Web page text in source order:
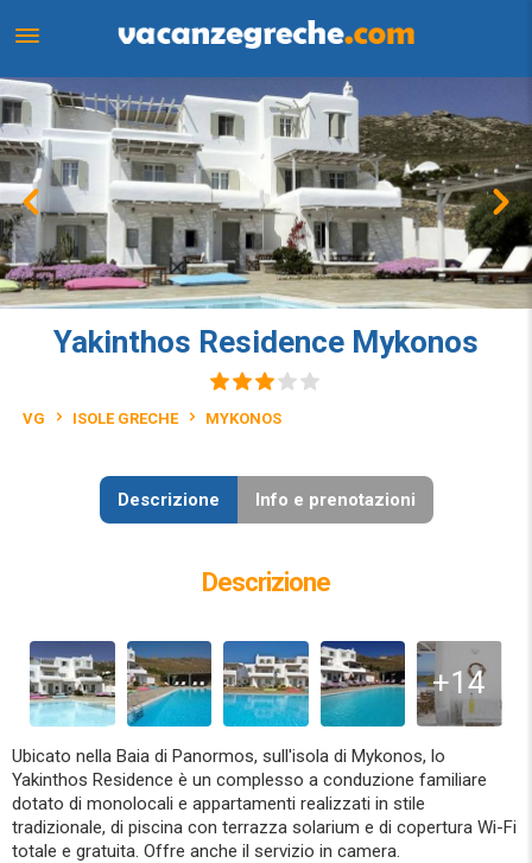
Yakinthos Residence Mykonos
VG ISOLE GRECHE MYKONOS
Descrizione Info e prenotazioni
Descrizione
+14
Ubicato nella Baia di Panormos, sull'isola di Mykonos, lo
Yakinthos Residence è un complesso a conduzione familiare
dotato di monolocali e appartamenti realizzati in stile
tradizionale, di piscina con terrazza solarium e di copertura Wi-Fi
totale e gratuita. Offre anche il servizio in camera.